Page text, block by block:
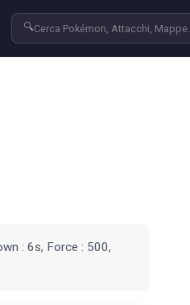
🔍Cerca Pokémon, Attacchi, Mappe...
: 6s, Force : 500,